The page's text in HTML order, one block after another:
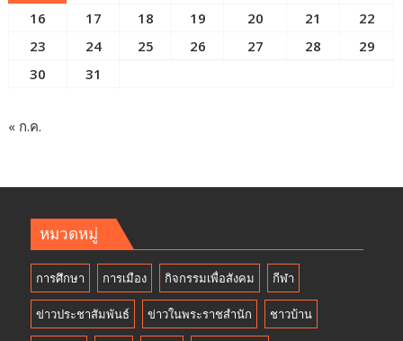
16
17 18 19 20 21
22
23
24 25 26 27 28
29
30
31
« ก.ค.
หมวดหมู่
การศึกษา การเมือง กิจกรรมเพื่อสังคม กีฬา
ข่าวประชาสัมพันธ์ ข่าวในพระราชสำนัก ชาวบ้าน